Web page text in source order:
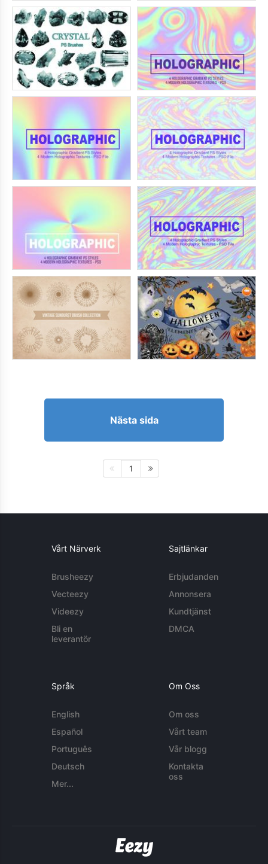
Nästa sida
1
Vårt Närverk
Brusheezy
Vecteezy
Videezy
Bli en
leverantör
Sajtlänkar
Erbjudanden
Annonsera
Kundtjänst
DMCA
Språk
English
Español
Português
Deutsch
Mer...
Om Oss
Om oss
Vårt team
Vår blogg
Kontakta
oss